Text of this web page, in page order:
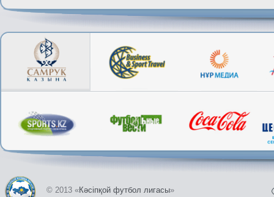
© 2013 «Кәсіпқой футбол лигасы»